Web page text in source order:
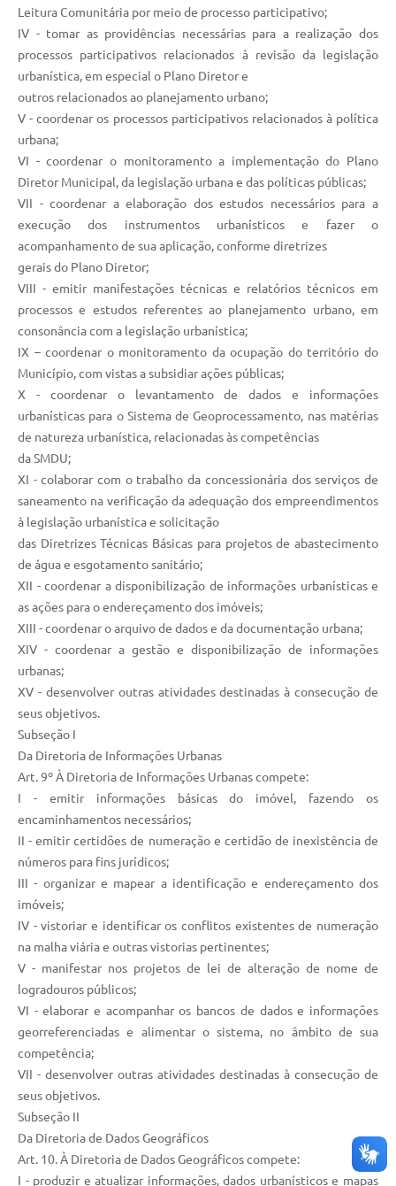
Leitura Comunitária por meio de processo participativo;
IV - tomar as providências necessárias para a realização dos
processos participativos relacionados à revisão da legislação
urbanística, em especial o Plano Diretor e
outros relacionados ao planejamento urbano;
V - coordenar os processos participativos relacionados à política
urbana;
VI - coordenar o monitoramento a implementação do Plano
Diretor Municipal, da legislação urbana e das políticas públicas;
VII - coordenar a elaboração dos estudos necessários para a
execução dos instrumentos urbanísticos e fazer o
acompanhamento de sua aplicação, conforme diretrizes
gerais do Plano Diretor;
VIII - emitir manifestações técnicas e relatórios técnicos em
processos e estudos referentes ao planejamento urbano, em
consonância com a legislação urbanística;
IX – coordenar o monitoramento da ocupação do território do
Município, com vistas a subsidiar ações públicas;
X - coordenar o levantamento de dados e informações
urbanísticas para o Sistema de Geoprocessamento, nas matérias
de natureza urbanística, relacionadas às competências
da SMDU;
XI - colaborar com o trabalho da concessionária dos serviços de
saneamento na verificação da adequação dos empreendimentos
à legislação urbanística e solicitação
das Diretrizes Técnicas Básicas para projetos de abastecimento
de água e esgotamento sanitário;
XII - coordenar a disponibilização de informações urbanísticas e
as ações para o endereçamento dos imóveis;
XIII - coordenar o arquivo de dados e da documentação urbana;
XIV - coordenar a gestão e disponibilização de informações
urbanas;
XV - desenvolver outras atividades destinadas à consecução de
seus objetivos.
Subseção I
Da Diretoria de Informações Urbanas
Art. 9º À Diretoria de Informações Urbanas compete:
I - emitir informações básicas do imóvel, fazendo os
encaminhamentos necessários;
II - emitir certidões de numeração e certidão de inexistência de
números para fins jurídicos;
III - organizar e mapear a identificação e endereçamento dos
imóveis;
IV - vistoriar e identificar os conflitos existentes de numeração
na malha viária e outras vistorias pertinentes;
V - manifestar nos projetos de lei de alteração de nome de
logradouros públicos;
VI - elaborar e acompanhar os bancos de dados e informações
georreferenciadas e alimentar o sistema, no âmbito de sua
competência;
VII - desenvolver outras atividades destinadas à consecução de
seus objetivos.
Subseção II
Da Diretoria de Dados Geográficos
Art. 10. À Diretoria de Dados Geográficos compete:
I - produzir e atualizar informações, dados urbanísticos e mapas